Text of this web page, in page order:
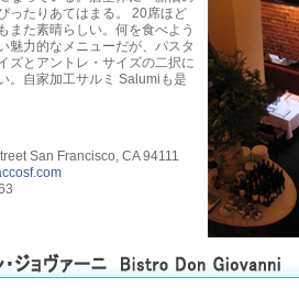
ったりあてはまる。 20席ほど
また素晴らしい。何を食べよう
魅力的なメニューだが、パスタ
ズとアントレ・サイズの二択に
。自家加工サルミ Salumiも是
San Francisco, CA 94111